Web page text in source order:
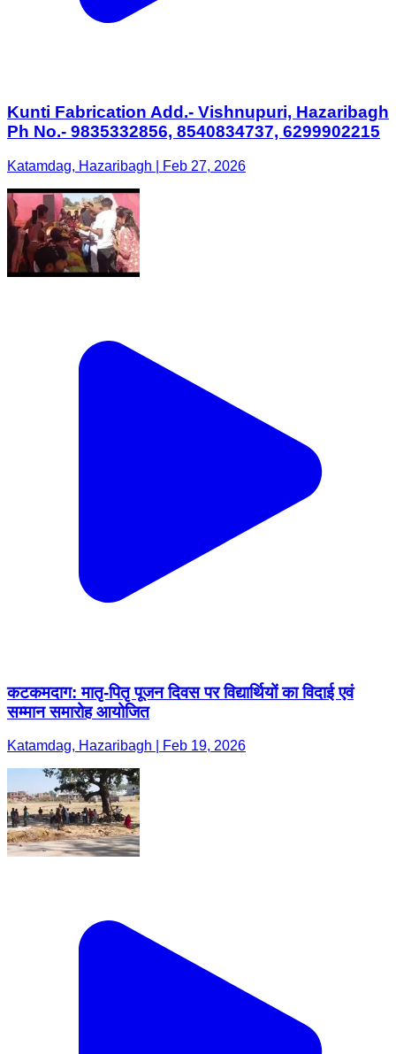
Kunti Fabrication Add.- Vishnupuri, Hazaribagh
Ph No.- 9835332856, 8540834737, 6299902215
Katamdag, Hazaribagh | Feb 27, 2026
कटकमदाग: मातृ-पितृ पूजन दिवस पर विद्यार्थियों का विदाई एवं
सम्मान समारोह आयोजित
Katamdag, Hazaribagh | Feb 19, 2026